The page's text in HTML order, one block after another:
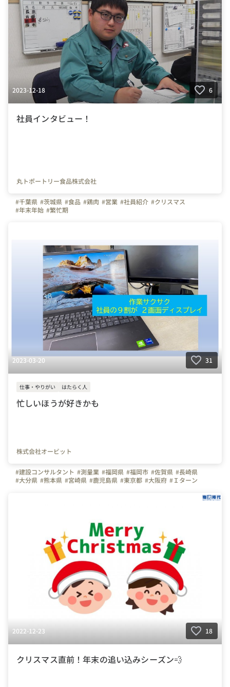
2023-12-18 6
社員インタビュー！
丸トポートリー食品株式会社
#千葉県 #茨城県 #食品 #鶏肉 #営業 #社員紹介 #クリスマス
#年末年始 #繁忙期
2023-03-20 31
仕事・やりがい はたらく人
忙しいほうが好きかも
株式会社オービット
#建設コンサルタント #測量業 #福岡県 #福岡市 #佐賀県 #長崎県
#大分県 #熊本県 #宮崎県 #鹿児島県 #東京都 #大阪府 #Ｉターン
2022-12-23 18
クリスマス直前！年末の追い込みシーズン💨